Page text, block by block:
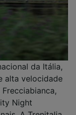
da Itália,
alta velocidade
Night